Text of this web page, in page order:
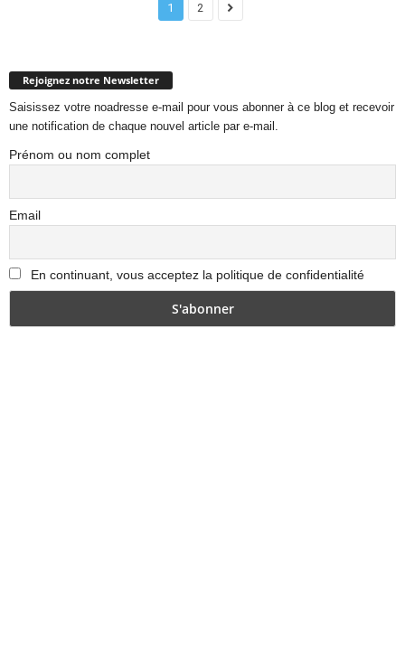
1 2
Rejoignez notre Newsletter
Saisissez votre noadresse e-mail pour vous abonner à ce blog et recevoir
une notification de chaque nouvel article par e-mail.
Prénom ou nom complet
Email
En continuant, vous acceptez la politique de confidentialité